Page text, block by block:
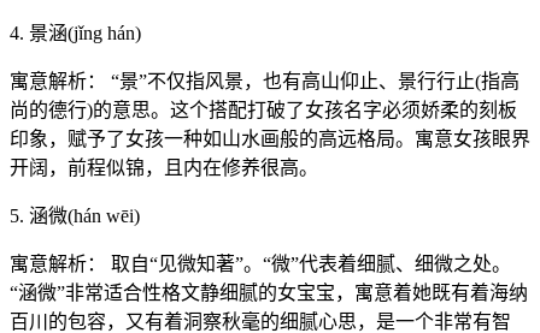
4. 景涵(jǐng hán)
寓意解析： “景”不仅指风景，也有高山仰止、景行行止(指高
尚的德行)的意思。这个搭配打破了女孩名字必须娇柔的刻板
印象，赋予了女孩一种如山水画般的高远格局。寓意女孩眼界
开阔，前程似锦，且内在修养很高。
5. 涵微(hán wēi)
寓意解析： 取自“见微知著”。“微”代表着细腻、细微之处。
“涵微”非常适合性格文静细腻的女宝宝，寓意着她既有着海纳
百川的包容，又有着洞察秋毫的细腻心思，是一个非常有智